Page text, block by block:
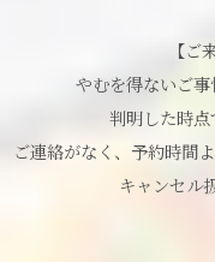
【ご
やむを得ないご事
判明した時点
ご連絡がなく、予約時間
キャンセル